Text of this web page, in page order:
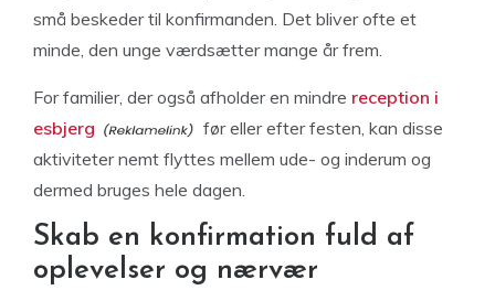
små beskeder til konfirmanden. Det bliver ofte et
minde, den unge værdsætter mange år frem.
For familier, der også afholder en mindre reception i
esbjerg
før eller efter festen, kan disse
aktiviteter nemt flyttes mellem ude- og inderum og
dermed bruges hele dagen.
Skab en konfirmation fuld af
oplevelser og nærvær